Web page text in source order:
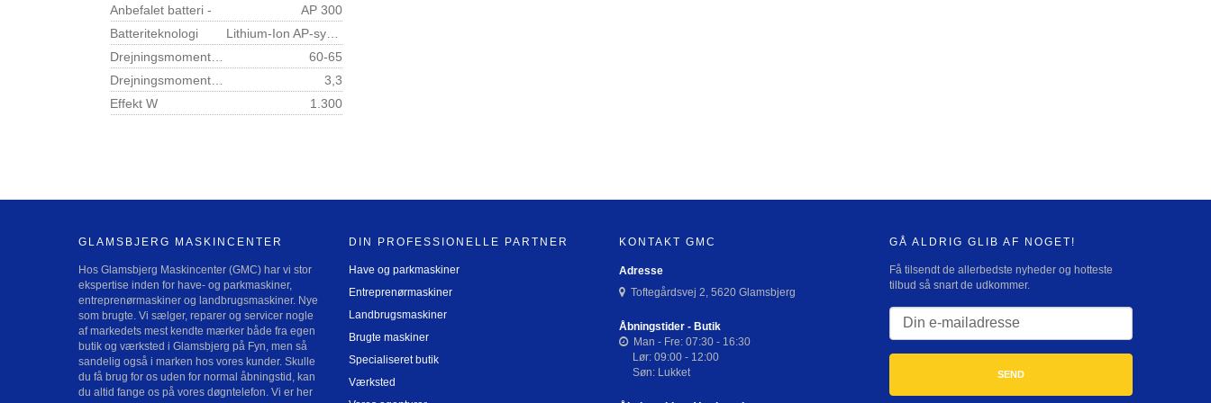
Anbefalet batteri -
AP 300
Batteriteknologi
60-65
3,3
Effekt W
1.300
GLAMSBJERG MASKINCENTER
Hos Glamsbjerg Maskincenter (GMC) har vi stor
ekspertise inden for have- og parkmaskiner,
entreprenørmaskiner og landbrugsmaskiner. Nye
som brugte. Vi sælger, reparer og servicer nogle
af markedets mest kendte mærker både fra egen
butik og værksted i Glamsbjerg på Fyn, men så
sandelig også i marken hos vores kunder. Skulle
du få brug for os uden for normal åbningstid, kan
du altid fange os på vores døgntelefon. Vi er her
DIN PROFESSIONELLE PARTNER
Have og parkmaskiner
Entreprenørmaskiner
Landbrugsmaskiner
Brugte maskiner
Specialiseret butik
Værksted
KONTAKT GMC
Adresse
Toftegårdsvej 2, 5620 Glamsbjerg
Åbningstider - Butik
Man - Fre: 07:30 - 16:30
Lør: 09:00 - 12:00
Søn: Lukket
GÅ ALDRIG GLIB AF NOGET!
Få tilsendt de allerbedste nyheder og hotteste
tilbud så snart de udkommer.